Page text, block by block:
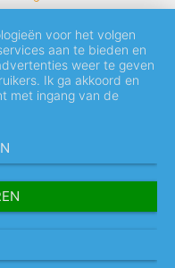
voor het volgen
aan te bieden en
weer te geven
Ik ga akkoord en
met ingang van de